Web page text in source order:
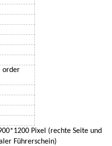
order
Pixel (rechte Seite und
Führerschein)